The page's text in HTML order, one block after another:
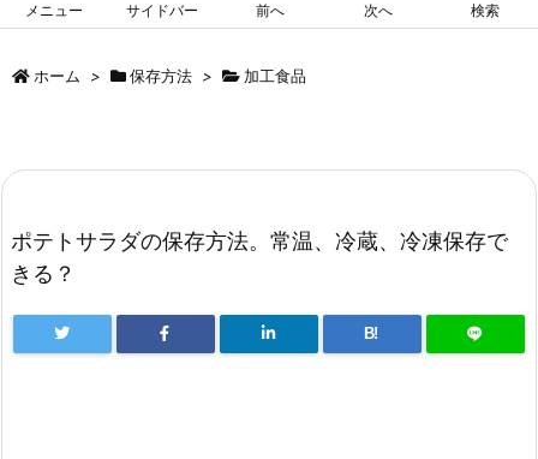
メニュー サイドバー 前へ 次へ 検索
ホーム > 保存方法 > 加工食品
ポテトサラダの保存方法。常温、冷蔵、冷凍保存で
きる？
B!